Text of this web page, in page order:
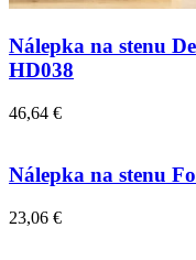
Nálepka na stenu
HD038
46,64 €
Nálepka na stenu
23,06 €